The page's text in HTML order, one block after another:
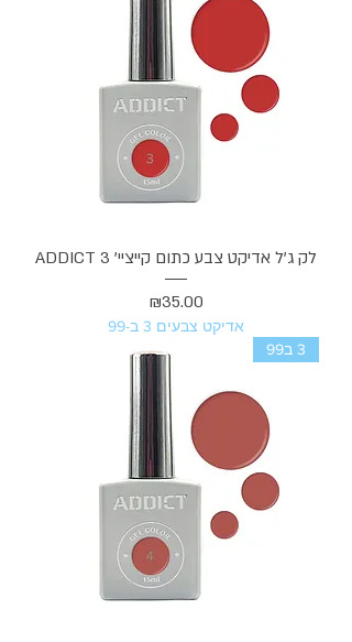
לק ג'ל אדיקט צבע כתום קייציי' ADDICT 3
מחיר
₪35.00
אדיקט צבעים 3 ב-99
3 ב99